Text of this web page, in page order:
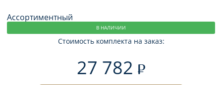
Ассортиментный
В НАЛИЧИИ
Стоимость комплекта на заказ:
27 782